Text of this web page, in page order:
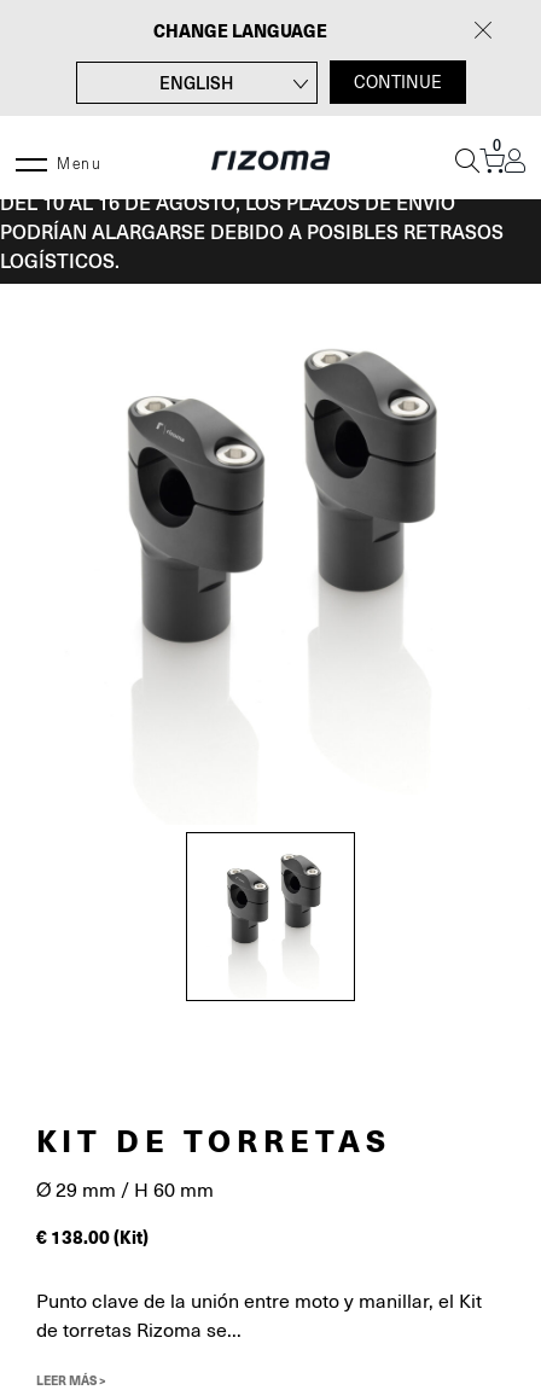
contenido
CHANGE LANGUAGE
ENGLISH
DEUTSCH
ITALIANO
CONTINUE
Menu
0
DEL 10 AL 16 DE AGOSTO, LOS PLAZOS DE ENVÍO
PODRÍAN ALARGARSE DEBIDO A POSIBLES RETRASOS
LOGÍSTICOS.
KIT DE TORRETAS
Ø 29 mm / H 60 mm
€ 138.00(Kit)
Punto clave de la unión entre moto y manillar, el Kit
de torretas Rizoma se...
LEER MÁS >